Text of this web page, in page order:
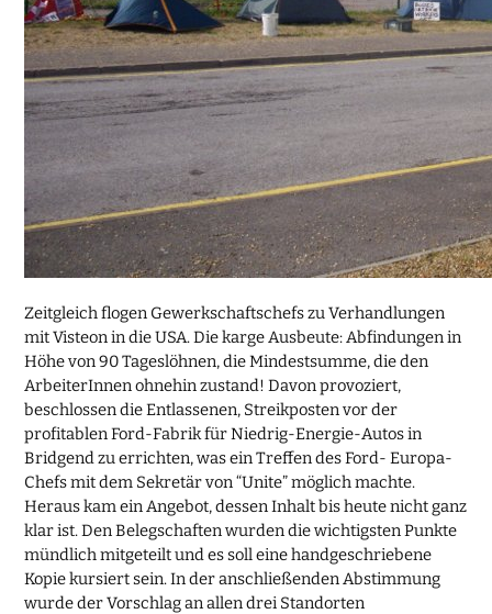
Zeitgleich flogen Gewerkschaftschefs zu Verhandlungen
mit Visteon in die USA. Die karge Ausbeute: Abfindungen in
Höhe von 90 Tageslöhnen, die Mindestsumme, die den
ArbeiterInnen ohnehin zustand! Davon provoziert,
beschlossen die Entlassenen, Streikposten vor der
profitablen Ford-Fabrik für Niedrig-Energie-Autos in
Bridgend zu errichten, was ein Treffen des Ford- Europa-
Chefs mit dem Sekretär von “Unite” möglich machte.
Heraus kam ein Angebot, dessen Inhalt bis heute nicht ganz
klar ist. Den Belegschaften wurden die wichtigsten Punkte
mündlich mitgeteilt und es soll eine handgeschriebene
Kopie kursiert sein. In der anschließenden Abstimmung
wurde der Vorschlag an allen drei Standorten